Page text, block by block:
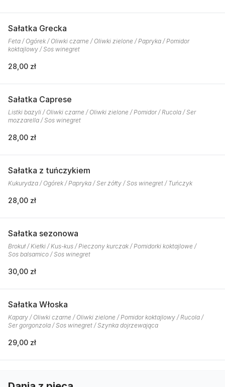
Sałatka Grecka
Feta / Ogórek / Oliwki czarne / Oliwki zielone / Papryka / Pomidor
koktajlowy / Sos winegret
28,00 zł
Sałatka Caprese
Listki bazyli / Oliwki czarne / Oliwki zielone / Pomidor / Rucola / Ser
mozzarella / Sos winegret
28,00 zł
Sałatka z tuńczykiem
Kukurydza / Ogórek / Papryka / Ser żółty / Sos winegret / Tuńczyk
28,00 zł
Sałatka sezonowa
Brokuł / Kiełki / Kus-kus / Pieczony kurczak / Pomidorki koktajlowe /
Sos balsamico / Sos winegret
30,00 zł
Sałatka Włoska
Kapary / Oliwki czarne / Oliwki zielone / Pomidor koktajlowy / Rucola /
Ser gorgonzola / Sos winegret / Szynka dojrzewająca
29,00 zł